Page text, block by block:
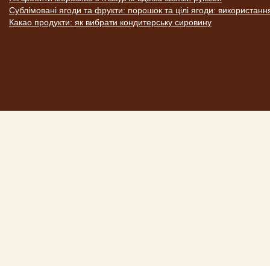
Сублімовані ягоди та фрукти: порошок та цілі ягоди:
Какао продукти: як вибрати кондитерську сировину